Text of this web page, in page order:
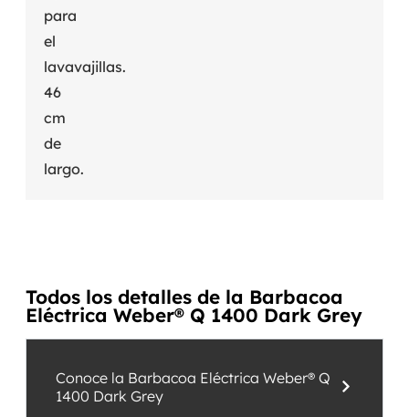
para
el
lavavajillas.
46
cm
de
largo.
Todos los detalles de la Barbacoa
Eléctrica Weber® Q 1400 Dark Grey
Conoce la Barbacoa Eléctrica Weber® Q
1400 Dark Grey